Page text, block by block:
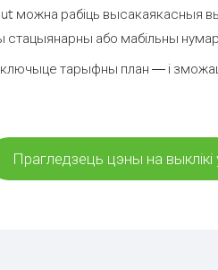
рабіць высакаякасныя
стацыянарны або мабільны нумар
тарыфны план — і зможаце
Прагледзець цэны на выклікі